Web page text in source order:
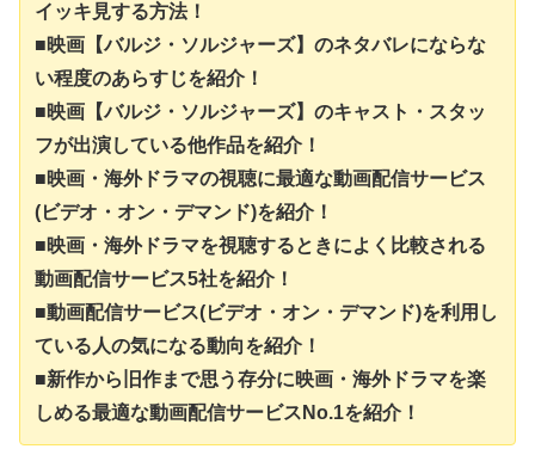
イッキ見する方法！
■映画【バルジ・ソルジャーズ】のネタバレにならな
い程度のあらすじを紹介！
■映画【バルジ・ソルジャーズ】のキャスト・スタッ
フが出演している他作品を紹介！
■映画・海外ドラマの視聴に最適な動画配信サービス
(ビデオ・オン・デマンド)を紹介！
■映画・海外ドラマを視聴するときによく比較される
動画配信サービス5社を紹介！
■動画配信サービス(ビデオ・オン・デマンド)を利用し
ている人の気になる動向を紹介！
■新作から旧作まで思う存分に映画・海外ドラマを楽
しめる最適な動画配信サービスNo.1を紹介！